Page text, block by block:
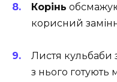
Корінь
корисний
Листя кульбаби
з нього готують